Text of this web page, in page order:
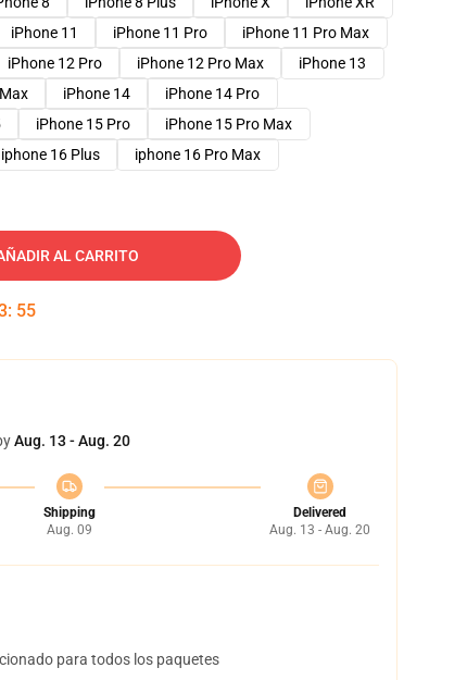
iPhone 11 iPhone 11 Pro
iPhone 11 Pro Max
iPhone 12 Pro iPhone 12 Pro Max
iPhone 13
iPhone 14
iPhone 14 Pro
iPhone 15 Pro
iPhone 15 Pro Max
iphone 16 Plus iphone 16 Pro Max
AL CARRITO
: 54
Aug. 13 - Aug. 20
Shipping
Aug. 09
Delivered
Aug. 13 - Aug. 20
para todos los paquetes